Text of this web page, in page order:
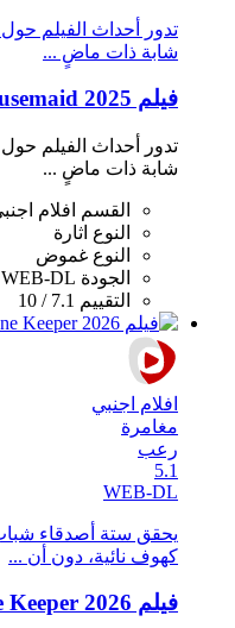
تدور أحداث الفيلم
شابة ذات ماضٍ ...
فيلم The Housemaid 2025 مترجم HD
تدور أحداث الفيلم
شابة ذات ماضٍ ...
القسم
افلام
النوع اثارة
النوع غموض
الجودة WEB-DL
التقييم 7.1 / 10
افلام اجنبي
مغامرة
رعب
5.1
WEB-DL
يحقق ستة أصدقاء
كهوف نائية، دون أن ...
فيلم Bone Keeper 2026 مترجم HD